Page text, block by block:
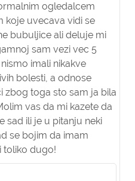
ogledalcem
koje uvecava vidi se
bubuljice ali deluje mi
sam vezi vec 5
imali nikakve
bolesti, a odnose
zbog toga sto sam ja bila
vas da mi kazete da
sad ili je u pitanju neki
se bojim da imam
toliko dugo!